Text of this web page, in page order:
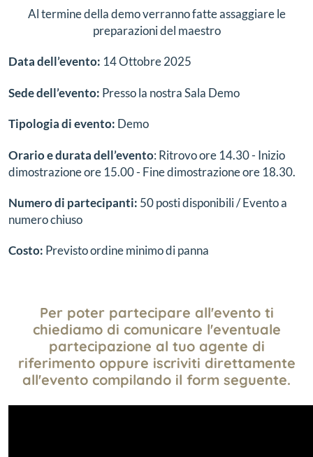
Al termine della demo verranno fatte assaggiare le
preparazioni del maestro
Data dell’evento: 14 Ottobre 2025
Sede dell’evento: Presso la nostra Sala Demo
Tipologia di evento: Demo
Orario e durata dell’evento: Ritrovo ore 14.30 - Inizio
dimostrazione ore 15.00 - Fine dimostrazione ore 18.30.
Numero di partecipanti: 50 posti disponibili / Evento a
numero chiuso
Costo: Previsto ordine minimo di panna
Per poter partecipare all'evento ti
chiediamo di comunicare l'eventuale
partecipazione al tuo agente di
riferimento oppure iscriviti direttamente
all'evento compilando il form seguente.